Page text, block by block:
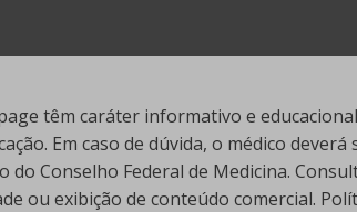
têm caráter informativo e
Em caso de dúvida, o médico
Conselho Federal de Medicina.
ou exibição de conteúdo comercial.